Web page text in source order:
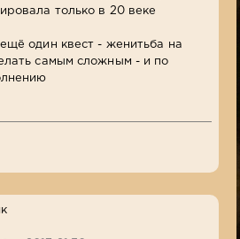
только в 20 веке
один квест - женитьба на
самым сложным - и по